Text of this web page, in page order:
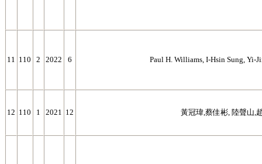
11 110 2 2022 6 Paul H. Williams, I-Hsin Sung, Yi-
12 110 1 2021 12 黃冠瑋,蔡佳彬, 陸聲山,